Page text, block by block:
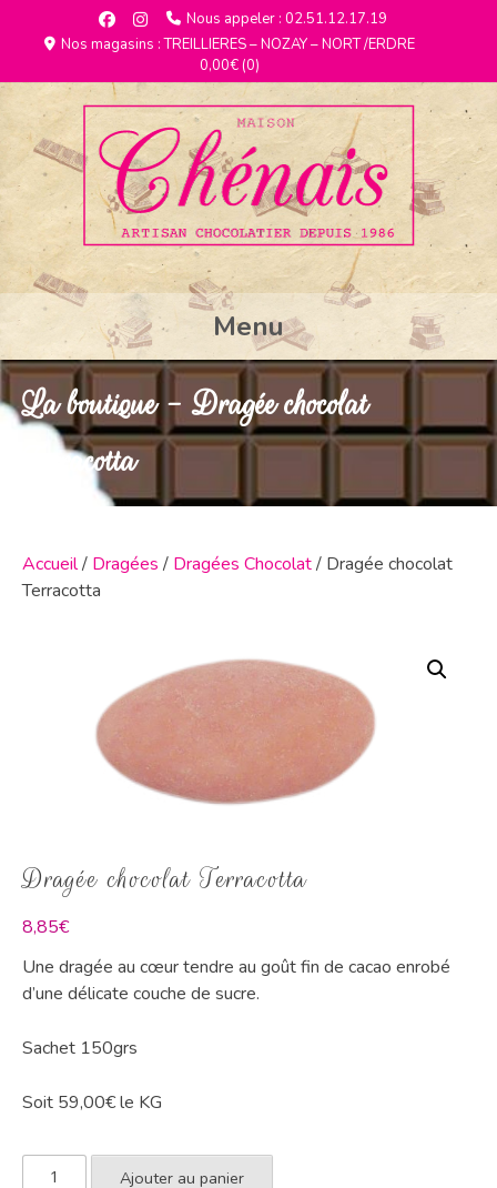
Nous appeler : 02.51.12.17.19
Nos magasins : TREILLIERES – NOZAY – NORT /ERDRE
0,00€(0)
Menu
La boutique - Dragée chocolat
Terracotta
Accueil/ Dragées / Dragées Chocolat/ Dragée chocolat
Terracotta
Dragée chocolat Terracotta
8,85€
Une dragée au cœur tendre au goût fin de cacao enrobé
d’une délicate couche de sucre.
Sachet 150grs
Soit 59,00€ le KG
Ajouter au panier